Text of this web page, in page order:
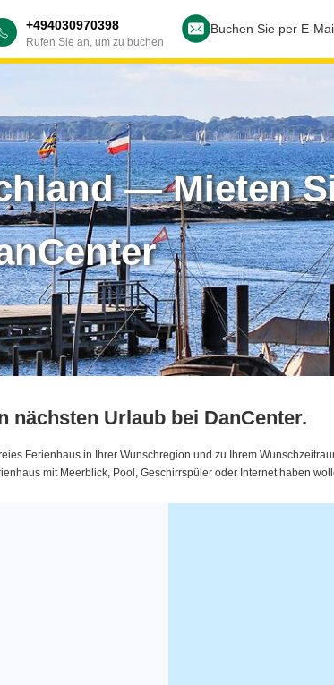
+494030970398
Rufen Sie an, um zu buchen
Buchen Sie per E-
— Mieten
nächsten Urlaub bei DanCenter.
Ferienhaus in Ihrer Wunschregion und zu Ihrem
mit Meerblick, Pool, Geschirrspüler oder Internet haben